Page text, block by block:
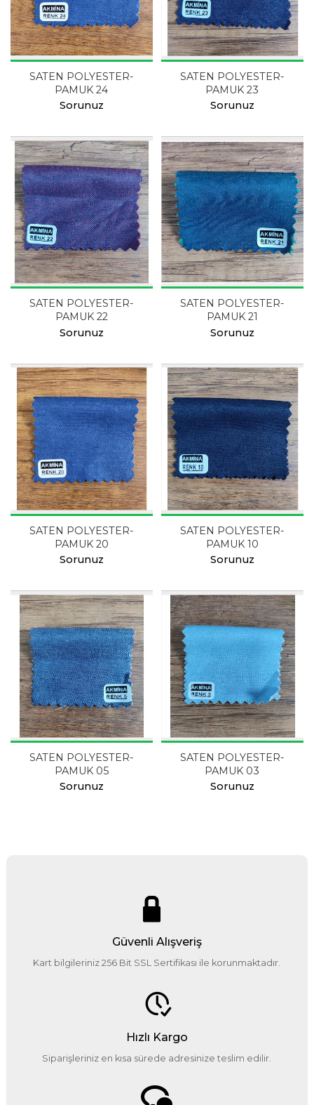
SATEN POLYESTER-
PAMUK 24
Sorunuz
SATEN POLYESTER-
PAMUK 23
Sorunuz
SATEN POLYESTER-
PAMUK 22
Sorunuz
SATEN POLYESTER-
PAMUK 21
Sorunuz
SATEN POLYESTER-
PAMUK 20
Sorunuz
SATEN POLYESTER-
PAMUK 10
Sorunuz
SATEN POLYESTER-
PAMUK 05
Sorunuz
SATEN POLYESTER-
PAMUK 03
Sorunuz
Güvenli Alışveriş
Kart bilgileriniz 256 Bit SSL Sertifikası ile korunmaktadır.
Hızlı Kargo
Siparişleriniz en kısa sürede adresinize teslim edilir.